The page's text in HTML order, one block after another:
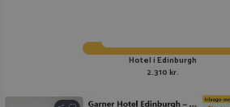
Hotel i Edinburgh
2.310 kr.